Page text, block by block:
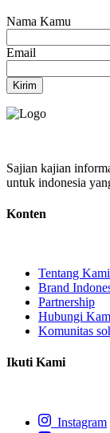
Nama Kamu
Email
Kirim
Sajian kajian
untuk indonesia
Konten
Tentang Kami
Brand
Partnership
Hubungi
Komunitas
Ikuti Kami
Instagram